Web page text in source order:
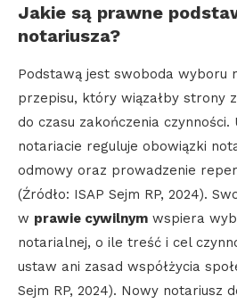
Jakie są prawne
notariusza?
Podstawą jest swoboda wyboru
przepisu, który wiązałby strony
do czasu zakończenia
notariacie reguluje obowiązki
odmowy oraz prowadzenie
(Źródło: ISAP Sejm RP, 2024).
w prawie cywilnym wspiera
notarialnej, o ile treść i cel
ustaw ani zasad współżycia
Sejm RP, 2024). Nowy notariusz